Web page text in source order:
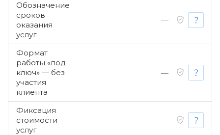
Обозначение
сроков
оказания
услуг
—
Формат
работы «под
ключ» — без
участия
клиента
—
Фиксация
стоимости
услуг
—